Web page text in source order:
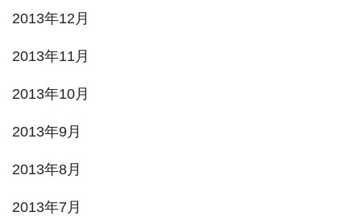
2013年12月
2013年11月
2013年10月
2013年9月
2013年8月
2013年7月